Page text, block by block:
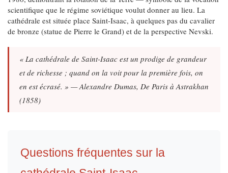
scientifique que le régime soviétique voulut donner au lieu. La
cathédrale est située place Saint-Isaac, à quelques pas du cavalier
de bronze (statue de Pierre le Grand) et de la perspective Nevski.
« La cathédrale de Saint-Isaac est un prodige de grandeur
et de richesse ; quand on la voit pour la première fois, on
en est écrasé. » — Alexandre Dumas, De Paris à Astrakhan
(1858)
Questions fréquentes sur la